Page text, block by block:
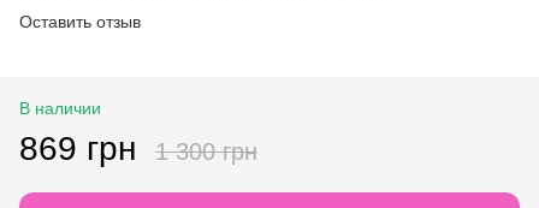
Оставить отзыв
В наличии
869 грн 1 300 грн